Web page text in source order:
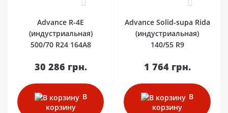
Advance R-4E
(индустриальная)
500/70 R24 164A8
30 286 грн.
В
корзину
Advance Solid-supa Rida
(индустриальная)
140/55 R9
1 764 грн.
В
корзину